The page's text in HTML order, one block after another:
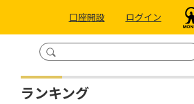
口座開設 ログイン
ランキング